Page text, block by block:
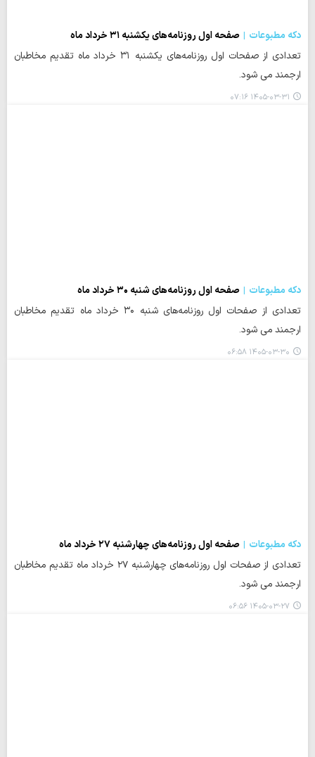
دکه مطبوعات
صفحه اول روزنامه‌های یکشنبه ۳۱ خرداد ماه
تعدادی از صفحات اول روزنامه‌های یکشنبه ۳۱ خرداد ماه تقدیم مخاطبان
ارجمند می شود.
۱۴۰۵-۰۳-۳۱ ۰۷:۱۶
دکه مطبوعات
صفحه اول روزنامه‌های شنبه ۳۰ خرداد ماه
تعدادی از صفحات اول روزنامه‌های شنبه ۳۰ خرداد ماه تقدیم مخاطبان
ارجمند می شود.
۱۴۰۵-۰۳-۳۰ ۰۶:۵۸
دکه مطبوعات
صفحه اول روزنامه‌های چهارشنبه ۲۷ خرداد ماه
تعدادی از صفحات اول روزنامه‌های چهارشنبه ۲۷ خرداد ماه تقدیم مخاطبان
ارجمند می شود.
۱۴۰۵-۰۳-۲۷ ۰۶:۵۶